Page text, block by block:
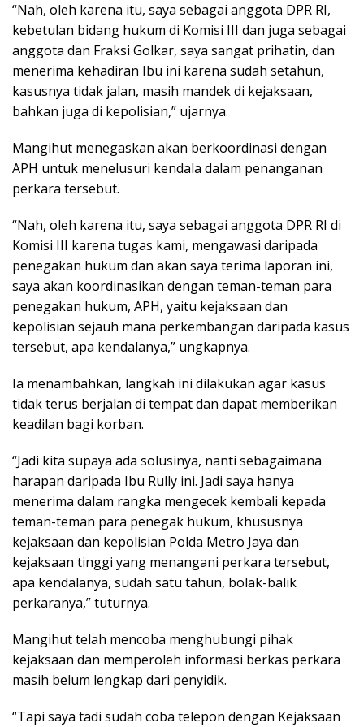
“Nah, oleh karena itu, saya sebagai anggota DPR RI,
kebetulan bidang hukum di Komisi III dan juga sebagai
anggota dan Fraksi Golkar, saya sangat prihatin, dan
menerima kehadiran Ibu ini karena sudah setahun,
kasusnya tidak jalan, masih mandek di kejaksaan,
bahkan juga di kepolisian,” ujarnya.
Mangihut menegaskan akan berkoordinasi dengan
APH untuk menelusuri kendala dalam penanganan
perkara tersebut.
“Nah, oleh karena itu, saya sebagai anggota DPR RI di
Komisi III karena tugas kami, mengawasi daripada
penegakan hukum dan akan saya terima laporan ini,
saya akan koordinasikan dengan teman-teman para
penegakan hukum, APH, yaitu kejaksaan dan
kepolisian sejauh mana perkembangan daripada kasus
tersebut, apa kendalanya,” ungkapnya.
Ia menambahkan, langkah ini dilakukan agar kasus
tidak terus berjalan di tempat dan dapat memberikan
keadilan bagi korban.
“Jadi kita supaya ada solusinya, nanti sebagaimana
harapan daripada Ibu Rully ini. Jadi saya hanya
menerima dalam rangka mengecek kembali kepada
teman-teman para penegak hukum, khususnya
kejaksaan dan kepolisian Polda Metro Jaya dan
kejaksaan tinggi yang menangani perkara tersebut,
apa kendalanya, sudah satu tahun, bolak-balik
perkaranya,” tuturnya.
Mangihut telah mencoba menghubungi pihak
kejaksaan dan memperoleh informasi berkas perkara
masih belum lengkap dari penyidik.
“Tapi saya tadi sudah coba telepon dengan Kejaksaan